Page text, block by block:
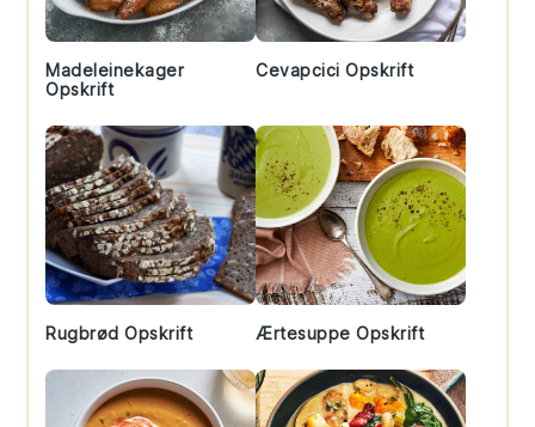
Madeleinekager
Opskrift
Cevapcici Opskrift
Rugbrød Opskrift Ærtesuppe Opskrift